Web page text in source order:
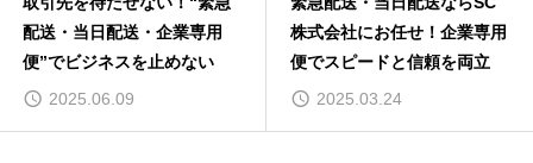
配送・当日配送・企業専用
便”でビジネスを止めない
2025.06.09
株式会社にお任せ！企業専用
便でスピードと信頼を両立
2025.03.24